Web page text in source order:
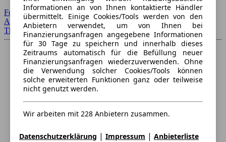
Forum Startseite
Alle Auto-Foren
Themen-Forum
Informationen an von Ihnen kontaktierte Händler
übermittelt. Einige Cookies/Tools werden von den
Anbietern verwendet, um von Ihnen bei
Finanzierungsanfragen angegebene Informationen
für 30 Tage zu speichern und innerhalb dieses
Zeitraums automatisch für die Befüllung neuer
Finanzierungsanfragen wiederzuverwenden. Ohne
die Verwendung solcher Cookies/Tools können
solche erweiterten Funktionen ganz oder teilweise
nicht genutzt werden.
Wir arbeiten mit 228 Anbietern zusammen.
Datenschutzerklärung | Impressum | Anbieterliste